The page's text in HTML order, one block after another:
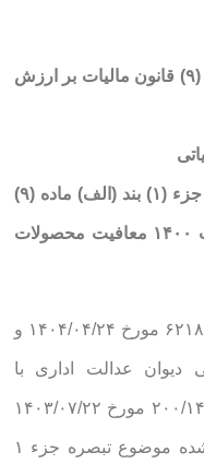
١٤٠٤ جزء (۱) بند (الف) ماده (۹) قانون مالیات بر ارزش
رفع ابهام در خصوص تبصره جزء (۱) بند (الف) ماده (۹)
در راستای اجرای دادنامه های شماره ۶۲۱۸ مورخ ۱۴۰۴/۰۴/۲۴ و
هیات عمومی دیوان عدالت اداری با
موضوع ابطال بخشنامه شماره ۲۰۰/۱۴۰۳/۱۶ مورخ ۱۴۰۳/۰۷/۲۲
معافیت مالیاتی محصولات فرآوری نشده موضوع تبصره جزء ۱